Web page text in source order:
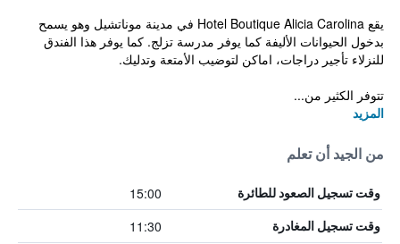
يقع Hotel Boutique Alicia Carolina في مدينة موناتشيل وهو يسمح
بدخول الحيوانات الأليفة كما يوفر مدرسة تزلج. كما يوفر هذا الفندق
للنزلاء تأجير دراجات، اماكن لتوضيب الأمتعة وتدليك.
تتوفر الكثير من...
المزيد
من الجيد أن تعلم
وقت تسجيل الصعود للطائرة 15:00
وقت تسجيل المغادرة 11:30